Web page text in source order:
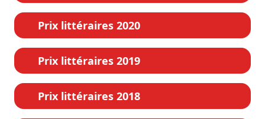
Prix littéraires 2020
Prix littéraires 2019
Prix littéraires 2018